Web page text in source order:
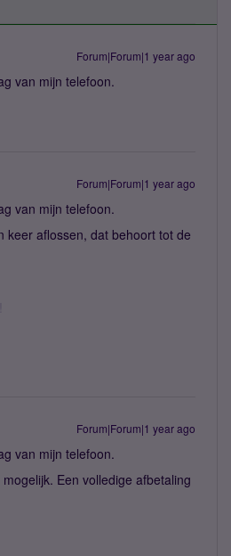
Forum|Forum|1 year ago
van mijn telefoon.
Forum|Forum|1 year ago
van mijn telefoon.
keer aflossen, dat behoort tot de
Forum|Forum|1 year ago
van mijn telefoon.
Een volledige afbetaling